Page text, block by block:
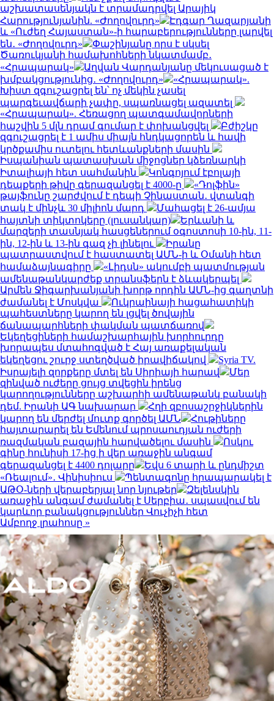
աշխատասենյակն է տրամադրվել Արայիկ
Հարությունյանին. «Ժողովուրդ»
Էդգար Ղազարյանի
և «Ուժեղ Հայաստան»-ի հարաբերությունները լարվել
են․ «Ժողովուրդ»
Փաշինյանը որս է սկսել
Ծառուկյանի համախոհների նկատմամբ․
«Հրապարակ»
Աղվան Վարդանյանը մեկուսացած է
խմբակցությունից․ «Ժողովուրդ»
«Հրապարակ».
Խիստ զգուշացրել են՝ ոչ մեկին չասել
պարգեւավճարի չափը, սպառնացել ազատել
«Հրապարակ». Հեռացող պատգամավորների
հաշվին 5 մլն դրամ գումար է փոխանցվել
Բժիշկը
զգուշացրել է 1 ամիս միայն հնդկացորեն և հավի
կրծքամիս ուտելու հետևանքների մասին
Իսպանիան պատասխան միջոցներ կձեռնարկի
Իտալիայի հետ սահմանին
Կոնգոյում էբոլայի
դեպքերի թիվը գերազանցել է 4000-ը
«Դոլֆին»
թայֆունը շարժվում է դեպի Չինաստան․ վտանգի
տակ է մինչև 30 միլիոն մարդ
Մահացել է 26-ամյա
հայտնի տիկտոկերը (լուսանկար)
Երևանի և
մարզերի տասնյակ հասցեներում օգոստոսի 10-ին, 11-
ին, 12-ին և 13-ին գազ չի լինելու
Իրանը
պատրաստվում է հաստատել ԱՄՆ-ի և Օմանի հետ
համաձայնագիրը
«Լիդսն» ակումբի պատմության
ամենաթանկարժեք տրանսֆերն է ձևակերպել
Արմեն Ջիգարխանյանի խորթ որդին ԱՄՆ-ից գաղտնի
ժամանել է Մոսկվա
Ուկրաինայի հացահատիկի
պահեստները կարող են լցվել ծովային
ճանապարհների փակման պատճառով
Եկեղեցիների համաշխարհային խորհուրդը
խորապես մտահոգված է Հայ առաքելական
եկեղեցու շուրջ ստեղծված իրավիճակով
Syria TV.
Իսրայելի զորքերը մտել են Սիրիայի հարավ
Մեր
զինված ուժերը ցույց տվեցին իրենց
կարողությունները աշխարհի ամենաթանկ բանակի
դեմ. Իրանի ԱԳ նախարար
Հղի զբոսաշրջիկներին
կարող են մերժել մուտք գործել ԱՄՆ
Հութիները
հայտարարել են Եմենում պրոսաուդյան ուժերի
ռազմական բազային հարվածելու մասին
Ոսկու
գինը հունիսի 17-ից ի վեր առաջին անգամ
գերազանցել է 4400 դոլարը
Եվս 6 տարի և ընդմիշտ
«Ռեալում»․ Վինիսիուս
Պենտագոնը հրապարակել է
ԱԹՕ-ների վերաբերյալ նոր նյութեր
Զելենսկին
առաջին անգամ ժամանել է Սերբիա․ սպասվում են
կարևոր բանակցություններ Վուչիչի հետ
Ամբողջ լրահոսը »